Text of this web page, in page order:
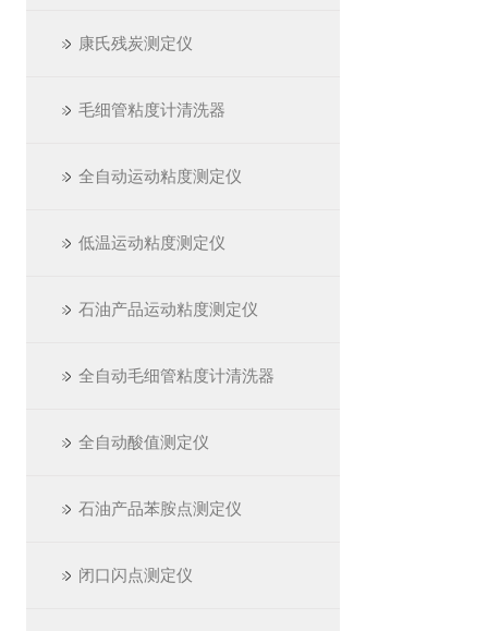
康氏残炭测定仪
毛细管粘度计清洗器
全自动运动粘度测定仪
低温运动粘度测定仪
石油产品运动粘度测定仪
全自动毛细管粘度计清洗器
全自动酸值测定仪
石油产品苯胺点测定仪
闭口闪点测定仪